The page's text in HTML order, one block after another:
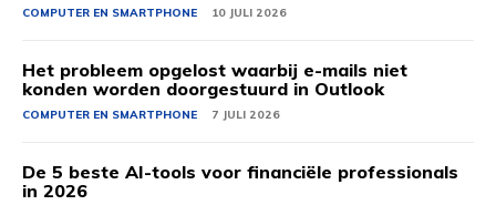
COMPUTER EN SMARTPHONE 10 JULI 2026
Het probleem opgelost waarbij e-mails niet
konden worden doorgestuurd in Outlook
COMPUTER EN SMARTPHONE 7 JULI 2026
De 5 beste AI-tools voor financiële professionals
in 2026